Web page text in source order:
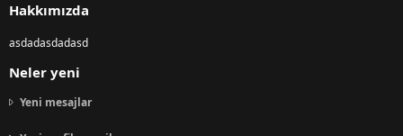
Hakkımızda
asdadasdadasd
Neler yeni
Yeni mesajlar